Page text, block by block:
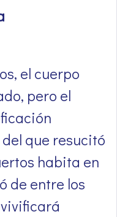
el cuerpo
pero el
que resucitó
habita en
de entre los